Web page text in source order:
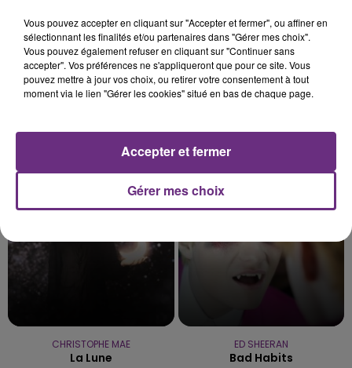
TRYO
La Traversee
BRUNO MARS
CHRISTOPHE MAE
La Lune
23h18
23h18
ED SHEERAN
Bad Habits
Vous pouvez accepter en cliquant sur "Accepter et fermer", ou affiner en
sélectionnant les finalités et/ou partenaires dans "Gérer mes choix".
Vous pouvez également refuser en cliquant sur "Continuer sans
accepter". Vos préférences ne s'appliqueront que pour ce site. Vous
pouvez mettre à jour vos choix, ou retirer votre consentement à tout
moment via le lien "Gérer les cookies" situé en bas de chaque page.
Gérer mes choix
Accepter et fermer